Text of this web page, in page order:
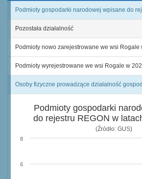
Podmioty gospodarki narodowej wpisane do
Pozostała działalność
Podmioty nowo zarejestrowane we wsi Rogale
Podmioty wyrejestrowane we wsi Rogale w
Osoby fizyczne prowadzące działalność
Podmioty gospodarki
do rejestru REGON w
(Źródło: GUS)
6
8